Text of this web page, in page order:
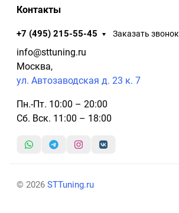
Контакты
+7 (495) 215-55-45 Заказать звонок
info@sttuning.ru
Москва,
ул. Автозаводская д. 23 к. 7
Пн.-Пт. 10:00 – 20:00
Сб. Вск. 11:00 – 18:00
© 2026 STTuning.ru